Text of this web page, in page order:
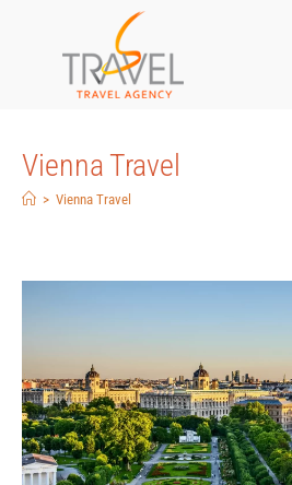
Vienna Travel
> Vienna Travel